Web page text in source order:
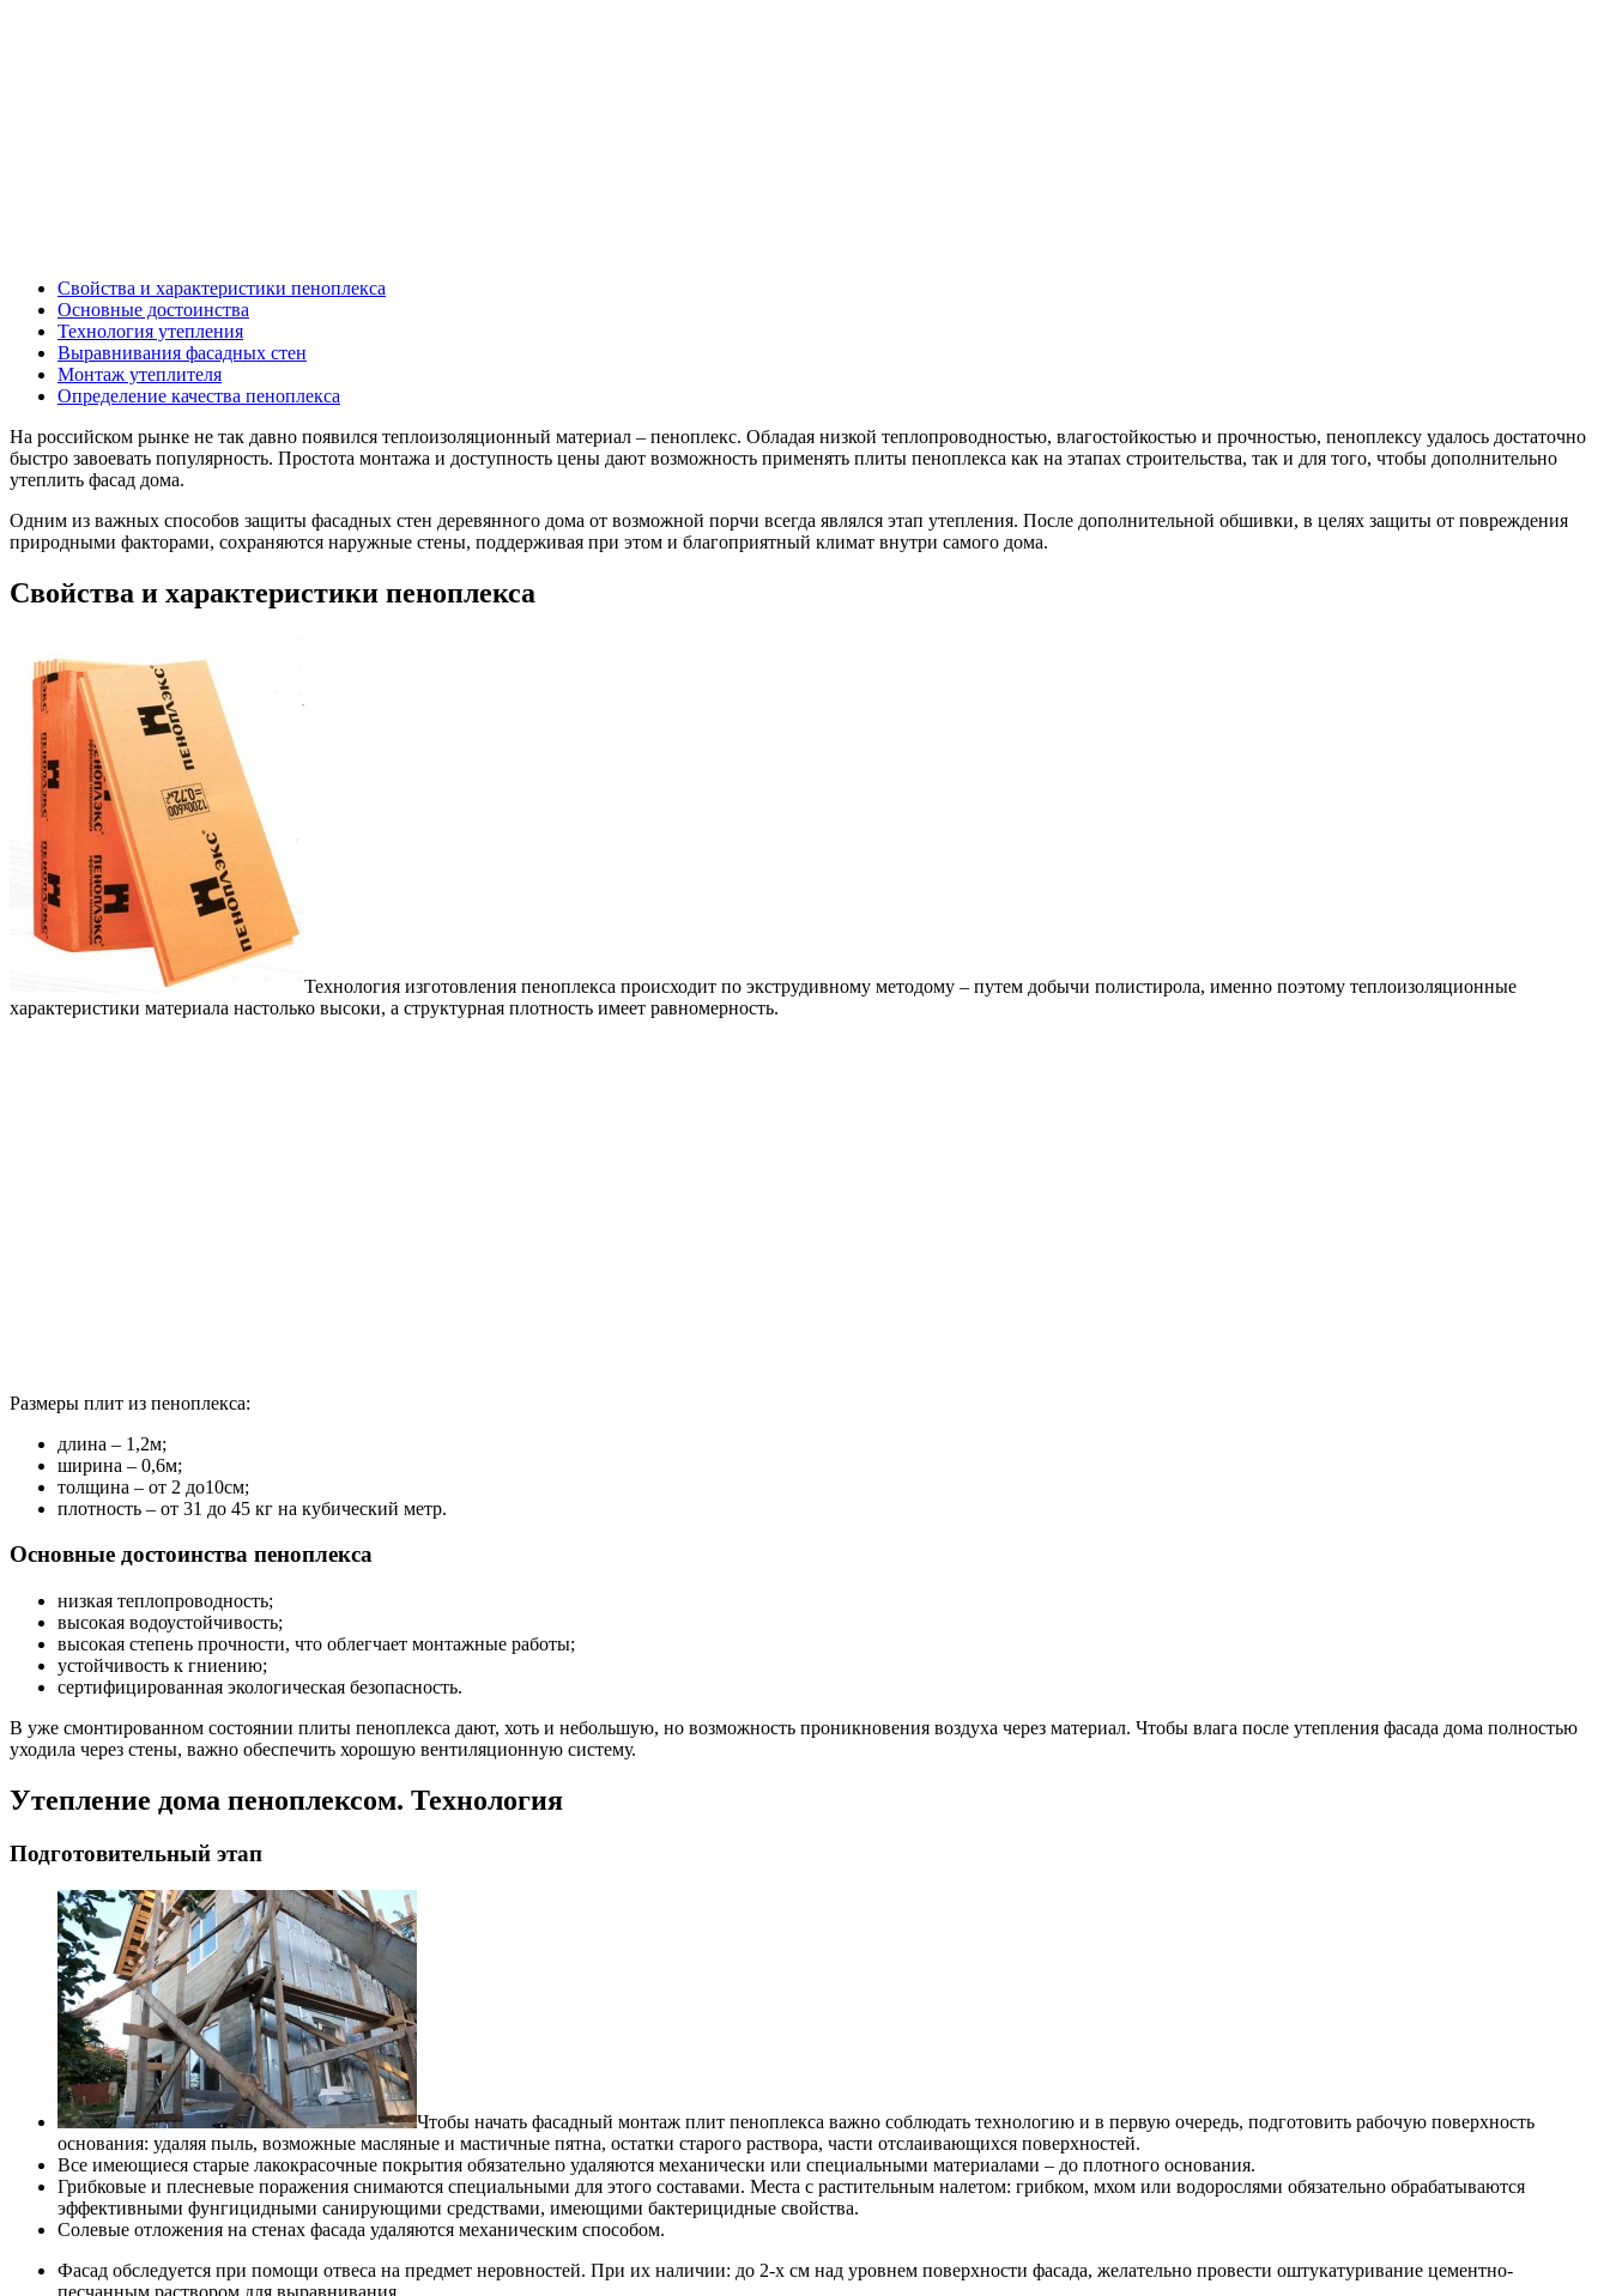
Свойства и характеристики пеноплекса
Основные достоинства
Технология утепления
Выравнивания фасадных стен
Монтаж утеплителя
Определение качества пеноплекса
На российском рынке не так давно появился теплоизоляционный материал – пеноплекс. Обладая низкой теплопроводностью, влагостойкостью и прочностью, пеноплексу удалось достаточно
быстро завоевать популярность. Простота монтажа и доступность цены дают возможность применять плиты пеноплекса как на этапах строительства, так и для того, чтобы дополнительно
утеплить фасад дома.
Одним из важных способов защиты фасадных стен деревянного дома от возможной порчи всегда являлся этап утепления. После дополнительной обшивки, в целях защиты от повреждения
природными факторами, сохраняются наружные стены, поддерживая при этом и благоприятный климат внутри самого дома.
Свойства и характеристики пеноплекса
Технология изготовления пеноплекса происходит по экструдивному методому – путем добычи полистирола, именно поэтому теплоизоляционные
характеристики материала настолько высоки, а структурная плотность имеет равномерность.
Размеры плит из пеноплекса:
длина – 1,2м;
ширина – 0,6м;
толщина – от 2 до10см;
плотность – от 31 до 45 кг на кубический метр.
Основные достоинства пеноплекса
низкая теплопроводность;
высокая водоустойчивость;
высокая степень прочности, что облегчает монтажные работы;
устойчивость к гниению;
сертифицированная экологическая безопасность.
В уже смонтированном состоянии плиты пеноплекса дают, хоть и небольшую, но возможность проникновения воздуха через материал. Чтобы влага после утепления фасада дома полностью
уходила через стены, важно обеспечить хорошую вентиляционную систему.
Утепление дома пеноплексом. Технология
Подготовительный этап
Чтобы начать фасадный монтаж плит пеноплекса важно соблюдать технологию и в первую очередь, подготовить рабочую поверхность
основания: удаляя пыль, возможные масляные и мастичные пятна, остатки старого раствора, части отслаивающихся поверхностей.
Все имеющиеся старые лакокрасочные покрытия обязательно удаляются механически или специальными материалами – до плотного основания.
Грибковые и плесневые поражения снимаются специальными для этого составами. Места с растительным налетом: грибком, мхом или водорослями обязательно обрабатываются
эффективными фунгицидными санирующими средствами, имеющими бактерицидные свойства.
Солевые отложения на стенах фасада удаляются механическим способом.
Фасад обследуется при помощи отвеса на предмет неровностей. При их наличии: до 2-х см над уровнем поверхности фасада, желательно провести оштукатуривание цементно-
песчанным раствором для выравнивания.